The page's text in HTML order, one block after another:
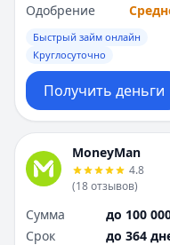
Одобрение
Быстрый займ онлайн
Круглосуточно
Получить деньги
MoneyMan
4.8
(18отзывов)
Сумма
до 100
Срок
до 364